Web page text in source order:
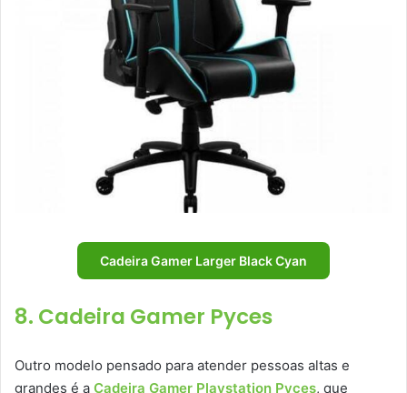
Cadeira Gamer Larger Black Cyan
8. Cadeira Gamer Pyces
Outro modelo pensado para atender pessoas altas e
grandes é a Cadeira Gamer Playstation Pyces, que